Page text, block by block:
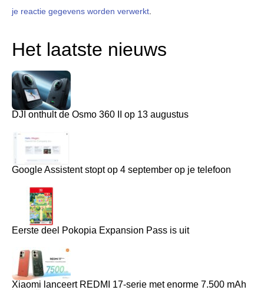
je reactie gegevens worden verwerkt
Het laatste nieuws
DJI onthult de Osmo 360 II op 13 augustus
Google Assistent stopt op 4 september op je telefoon
Eerste deel Pokopia Expansion Pass is uit
Xiaomi lanceert REDMI 17-serie met enorme 7.500 mAh